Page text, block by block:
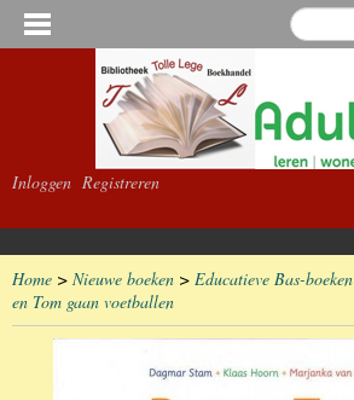
Inloggen Registreren
Home > Nieuwe boeken > Educatieve Bas-boeken
en Tom gaan voetballen